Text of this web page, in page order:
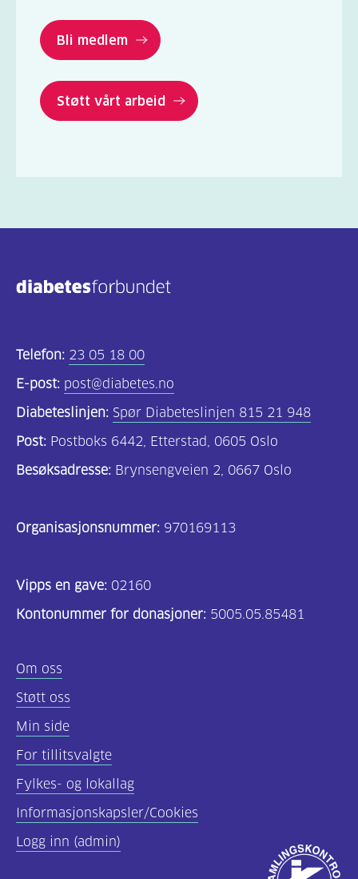
Bli medlem
Støtt vårt arbeid
Telefon: 23 05 18 00
E-post: post@diabetes.no
Diabeteslinjen: Spør Diabeteslinjen 815 21 948
Post: Postboks 6442, Etterstad, 0605 Oslo
Besøksadresse: Brynsengveien 2, 0667 Oslo
Organisasjonsnummer: 970169113
Vipps en gave: 02160
Kontonummer for donasjoner: 5005.05.85481
Om oss
Støtt oss
Min side
For tillitsvalgte
Fylkes- og lokallag
Informasjonskapsler/Cookies
Logg inn (admin)
Godkjent